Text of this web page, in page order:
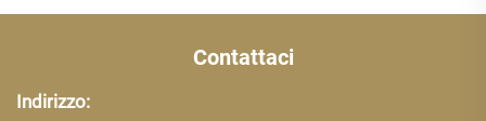
Contattaci
Indirizzo: